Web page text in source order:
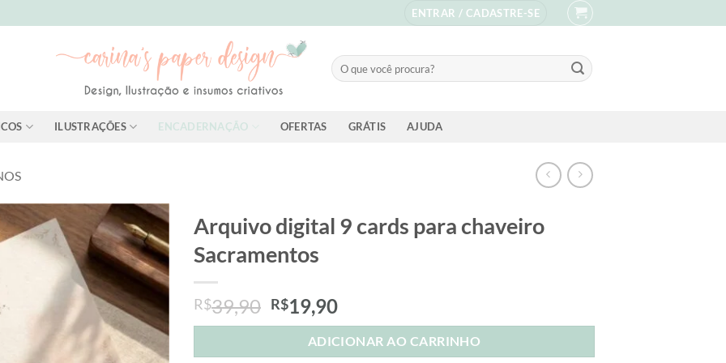
ENTRAR / CADASTRE-SE
Pesquisar
por:
ILUSTRAÇÕES ENCADERNAÇÃO OFERTAS GRÁTIS AJUDA
Add to
wishlist
Arquivo digital 9 cards para chaveiro
Sacramentos
R$39,90 O
preço
original
R$19,90O
preço
atual
ADICIONAR AO CARRINHO